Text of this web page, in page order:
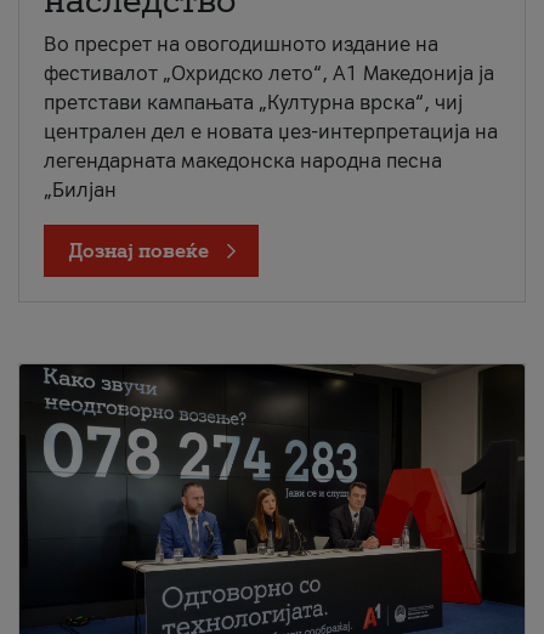
Во пресрет на овогодишното издание на
фестивалот „Охридско лето“, А1 Македонија ја
претстави кампањата „Културна врска“, чиј
централен дел е новата џез-интерпретација на
легендарната македонска народна песна
„Билјан
Дознај повеќе